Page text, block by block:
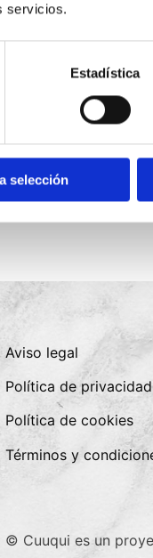
servicios.
Estadística
selección
Aviso legal
Política de privacidad
Política de cookies
Términos y
© Cuuqui es un